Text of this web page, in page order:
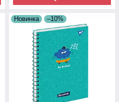
Новинка –10%